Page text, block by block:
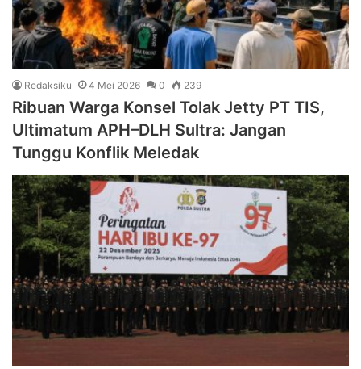
Redaksiku 4 Mei 2026 0 239
Ribuan Warga Konsel Tolak Jetty PT TIS,
Ultimatum APH–DLH Sultra: Jangan
Tunggu Konflik Meledak